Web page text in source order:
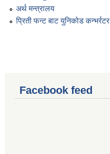
अर्थ मन्त्रालय
प्रिती फन्ट बाट युनिकोड कन्भर्रटर
Facebook feed